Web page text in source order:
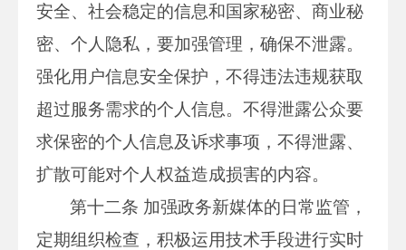
安全、社会稳定的信息和国家秘密、商业秘
密、个人隐私，要加强管理，确保不泄露。
强化用户信息安全保护，不得违法违规获取
超过服务需求的个人信息。不得泄露公众要
求保密的个人信息及诉求事项，不得泄露、
扩散可能对个人权益造成损害的内容。
第十二条 加强政务新媒体的日常监管，
定期组织检查，积极运用技术手段进行实时